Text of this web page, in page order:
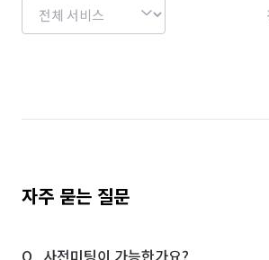
자주 묻는 질문
사전미팅이 가능한가요?